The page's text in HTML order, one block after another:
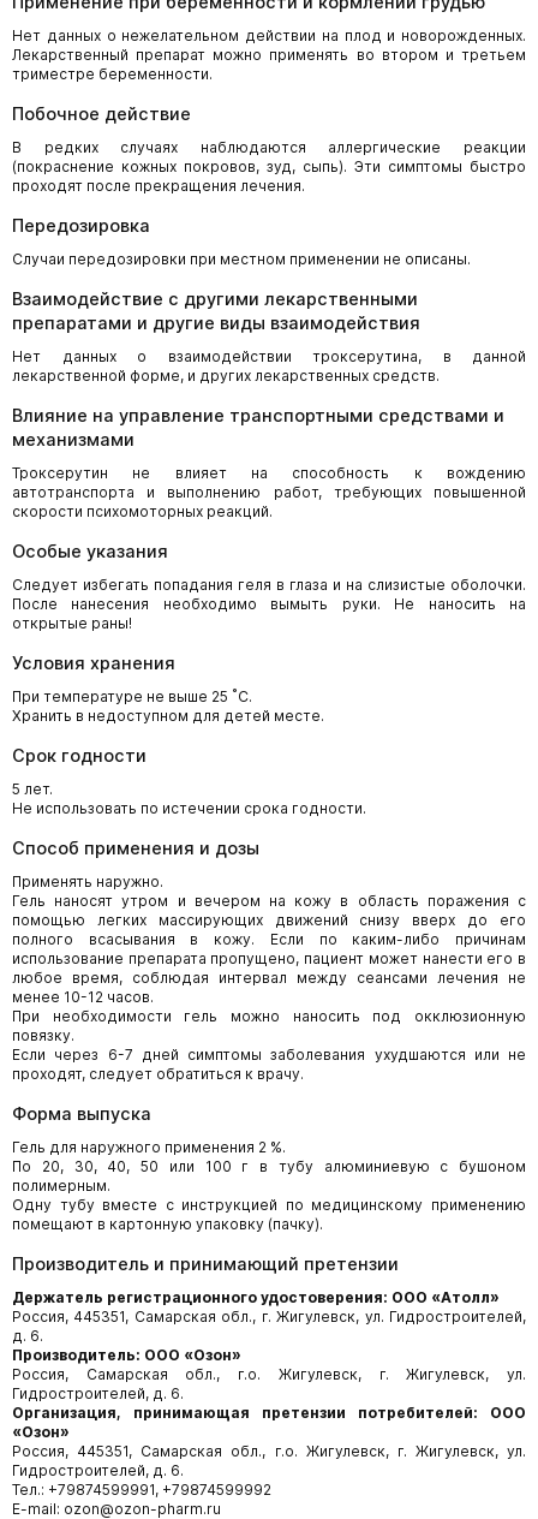
Нет данных о нежелательном действии на плод и новорожденных.
Лекарственный препарат можно применять во втором и третьем
триместре беременности.
Побочное действие
В редких случаях наблюдаются аллергические реакции
(покраснение кожных покровов, зуд, сыпь). Эти симптомы быстро
проходят после прекращения лечения.
Передозировка
Случаи передозировки при местном применении не описаны.
Взаимодействие с другими лекарственными
препаратами и другие виды взаимодействия
Нет данных о взаимодействии троксерутина, в данной
лекарственной форме, и других лекарственных средств.
Влияние на управление транспортными средствами и
механизмами
Троксерутин не влияет на способность к вождению
автотранспорта и выполнению работ, требующих повышенной
скорости психомоторных реакций.
Особые указания
Следует избегать попадания геля в глаза и на слизистые оболочки.
После нанесения необходимо вымыть руки. Не наносить на
открытые раны!
Условия хранения
При температуре не выше 25 ˚С.
Хранить в недоступном для детей месте.
Срок годности
5 лет.
Не использовать по истечении срока годности.
Способ применения и дозы
Применять наружно.
Гель наносят утром и вечером на кожу в область поражения с
помощью легких массирующих движений снизу вверх до его
полного всасывания в кожу. Если по каким-либо причинам
использование препарата пропущено, пациент может нанести его в
любое время, соблюдая интервал между сеансами лечения не
менее 10-12 часов.
При необходимости гель можно наносить под окклюзионную
повязку.
Если через 6-7 дней симптомы заболевания ухудшаются или не
проходят, следует обратиться к врачу.
Форма выпуска
Гель для наружного применения 2 %.
По 20, 30, 40, 50 или 100 г в тубу алюминиевую с бушоном
полимерным.
Одну тубу вместе с инструкцией по медицинскому применению
помещают в картонную упаковку (пачку).
Производитель и принимающий претензии
Держатель регистрационного удостоверения: ООО «Атолл»
Россия, 445351, Самарская обл., г. Жигулевск, ул. Гидростроителей,
д. 6.
Производитель: ООО «Озон»
Россия, Самарская обл., г.о. Жигулевск, г. Жигулевск, ул.
Гидростроителей, д. 6.
Организация, принимающая претензии потребителей: ООО
«Озон»
Россия, 445351, Самарская обл., г.о. Жигулевск, г. Жигулевск, ул.
Гидростроителей, д. 6.
Тел.: +79874599991, +79874599992
E-mail: ozon@ozon-pharm.ru